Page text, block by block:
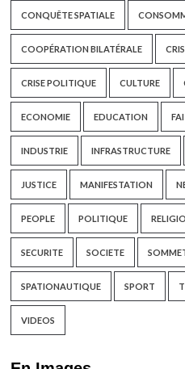
CONQUÊTE SPATIALE
COOPÉRATION BILATÉRALE
CRISE POLITIQUE CULTURE
ECONOMIE EDUCATION
INDUSTRIE INFRASTRUCTURE
JUSTICE MANIFESTATION
PEOPLE POLITIQUE
SECURITE SOCIETE
SPATIONAUTIQUE SPORT
VIDEOS